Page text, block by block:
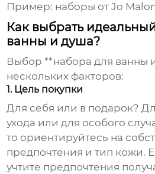
Пример: наборы от Jo
Как выбрать
ванны и душа?
Выбор **набора для ванны
нескольких факторов:
1. Цель покупки
Для себя или в подарок?
ухода или для особого
то ориентируйтесь на
предпочтения и тип кожи.
учтите предпочтения